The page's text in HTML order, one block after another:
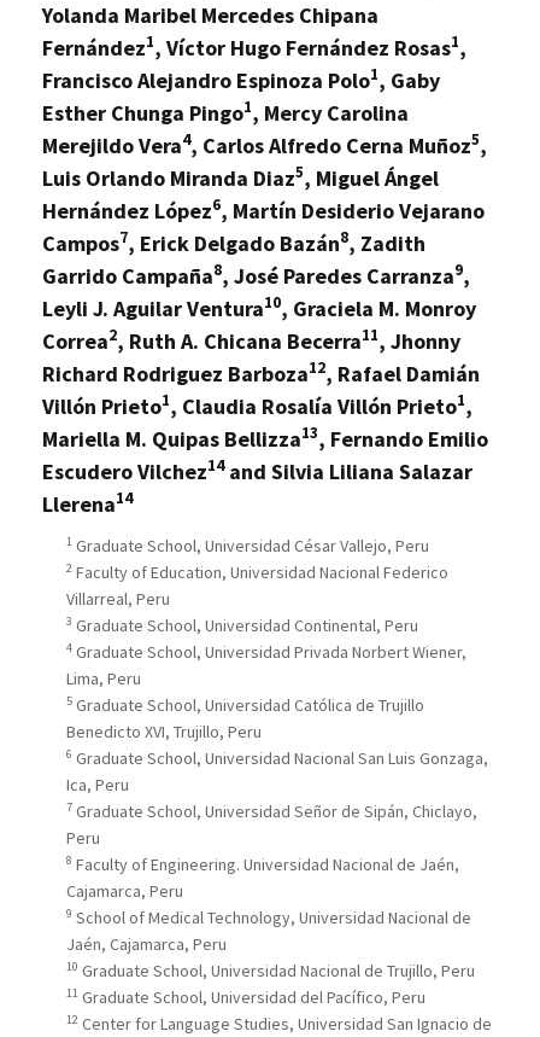
Yolanda Maribel Mercedes Chipana
Fernández1, Víctor Hugo Fernández Rosas1,
Francisco Alejandro Espinoza Polo1, Gaby
Esther Chunga Pingo1, Mercy Carolina
Merejildo Vera4, Carlos Alfredo Cerna Muñoz5,
Luis Orlando Miranda Diaz5, Miguel Ángel
Hernández López6, Martín Desiderio Vejarano
Campos7, Erick Delgado Bazán8, Zadith
Garrido Campaña8, José Paredes Carranza9,
Leyli J. Aguilar Ventura10, Graciela M. Monroy
Correa2, Ruth A. Chicana Becerra11, Jhonny
Richard Rodriguez Barboza12, Rafael Damián
Villón Prieto1, Claudia Rosalía Villón Prieto1,
Mariella M. Quipas Bellizza13, Fernando Emilio
Escudero Vilchez14and Silvia Liliana Salazar
Llerena14
1 Graduate School, Universidad César Vallejo, Peru
2 Faculty of Education, Universidad Nacional Federico
Villarreal, Peru
3 Graduate School, Universidad Continental, Peru
4 Graduate School, Universidad Privada Norbert Wiener,
Lima, Peru
5 Graduate School, Universidad Católica de Trujillo
Benedicto XVI, Trujillo, Peru
6 Graduate School, Universidad Nacional San Luis Gonzaga,
Ica, Peru
7 Graduate School, Universidad Señor de Sipán, Chiclayo,
Peru
8 Faculty of Engineering. Universidad Nacional de Jaén,
Cajamarca, Peru
9 School of Medical Technology, Universidad Nacional de
Jaén, Cajamarca, Peru
10 Graduate School, Universidad Nacional de Trujillo, Peru
11 Graduate School, Universidad del Pacífico, Peru
12 Center for Language Studies, Universidad San Ignacio de